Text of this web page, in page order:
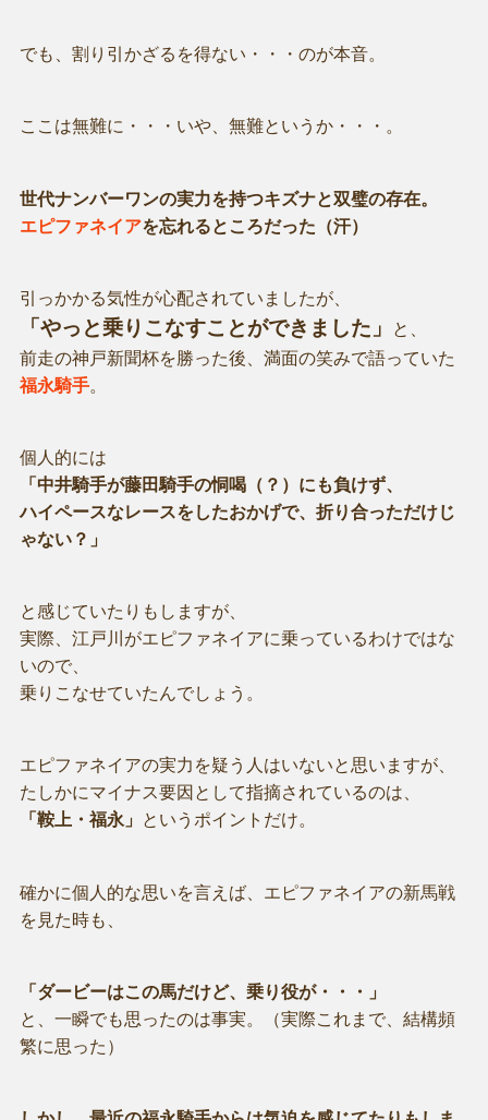
でも、割り引かざるを得ない・・・のが本音。
ここは無難に・・・いや、無難というか・・・。
世代ナンバーワンの実力を持つキズナと双璧の存在。
エピファネイアを忘れるところだった（汗）
引っかかる気性が心配されていましたが、
「やっと乗りこなすことができました」
と、
前走の神戸新聞杯を勝った後、満面の笑みで語っていた
福永騎手。
個人的には
「中井騎手が藤田騎手の恫喝（？）にも負けず、
ハイペースなレースをしたおかげで、折り合っただけじ
ゃない？」
と感じていたりもしますが、
実際、江戸川がエピファネイアに乗っているわけではな
いので、
乗りこなせていたんでしょう。
エピファネイアの実力を疑う人はいないと思いますが、
たしかにマイナス要因として指摘されているのは、
「鞍上・福永」 というポイントだけ。
確かに個人的な思いを言えば、エピファネイアの新馬戦
を見た時も、
「ダービーはこの馬だけど、乗り役が・・・」
と、一瞬でも思ったのは事実。（実際これまで、結構頻
繁に思った）